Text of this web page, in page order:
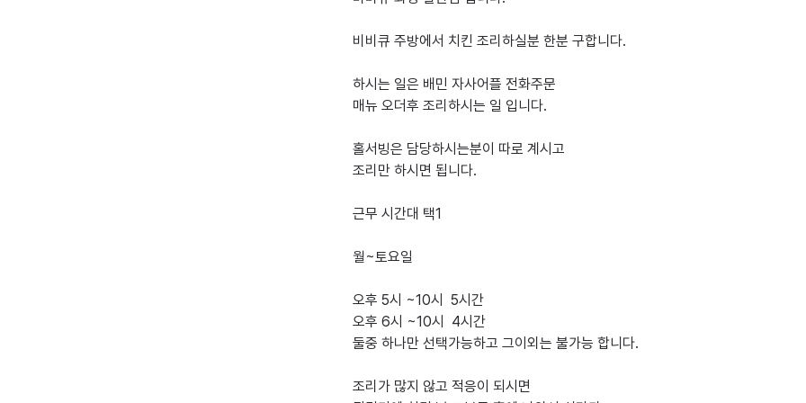
비비큐 주방에서 치킨 조리하실분 한분 구합니다.
하시는 일은 배민 자사어플 전화주문
매뉴 오더후 조리하시는 일 입니다.
홀서빙은 담당하시는분이 따로 계시고
조리만 하시면 됩니다.
근무 시간대 택1
월~토요일
오후 5시 ~10시  5시간
오후 6시 ~10시  4시간
둘중 하나만 선택가능하고 그이외는 불가능 합니다.
조리가 많지 않고 적응이 되시면